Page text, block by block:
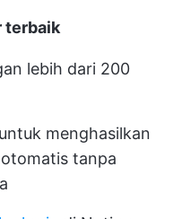
lebih dari 200
menghasilkan
tanpa